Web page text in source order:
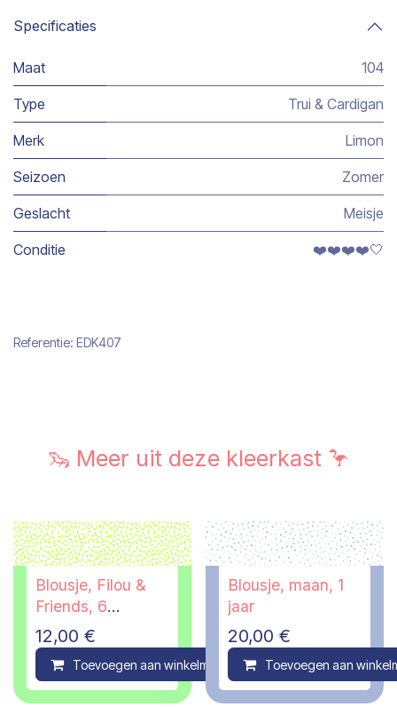
Specificaties
Maat 104
Type Trui & Cardigan
Merk Limon
Seizoen Zomer
Geslacht Meisje
Conditie ❤️❤️❤️❤️🤍
Referentie: EDK407
🦦 Meer uit deze kleerkast 🦩
Blousje, Filou &
Friends, 6
maanden
12,00 €
Toevoegen aan winkelmandje Compare
Blousje, maan, 1
jaar
20,00 €
Toevoegen aan